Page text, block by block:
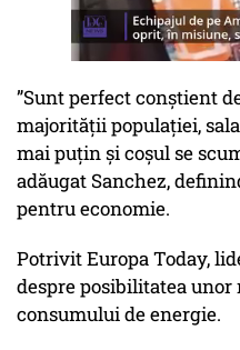
”Sunt perfect conștient
majorității populației,
mai puțin și coșul se
adăugat Sanchez,
pentru economie.
Potrivit Europa Today,
despre posibilitatea
consumului de energie.